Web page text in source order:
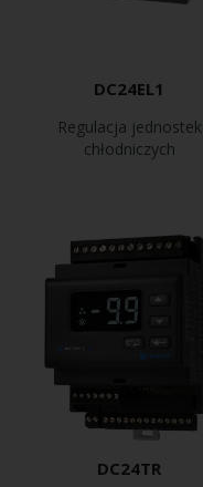
DC24EL1
Regulacja jednostek
chłodniczych
DC24TR